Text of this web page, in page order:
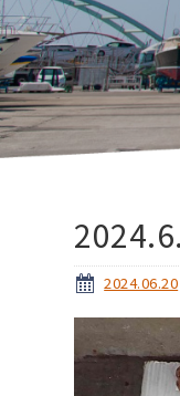
2024.06.20